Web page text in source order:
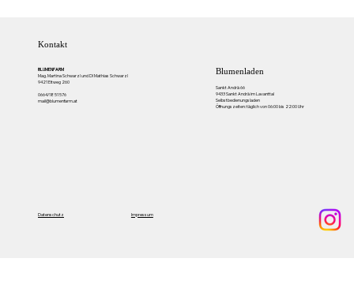
Kontakt
BLUMENFARM
Mag. Martina Schwarzl und DI Mathias Schwarzl
9421 Eitweg 260
0664/18 51 576
mail@blumenfarm.at
Impressum
Datenschutz
Blumenladen
Sankt Andrä 66
9433 Sankt Andrä im Lavanttal
Selbstbedienungsladen
Öffnungszeiten: täglich von 06:00 bis 22:00 Uhr